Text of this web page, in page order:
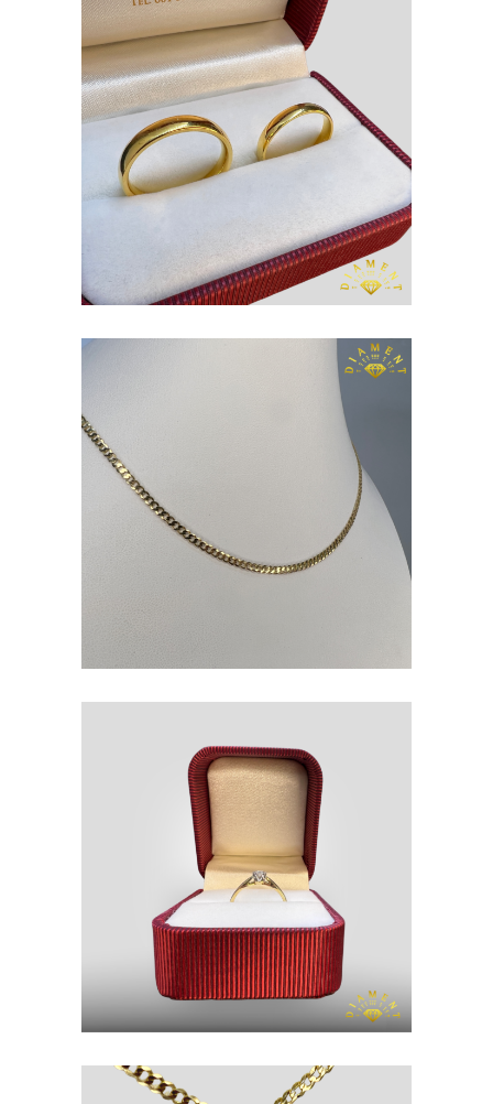
OBRĄCZKI
ZŁOTO P. 585
ZŁOTO P. 585
PIERŚCIONEK
ZŁOTO P. 585